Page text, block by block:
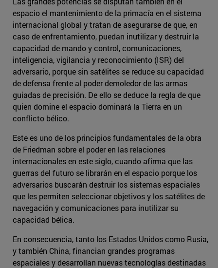
espacio el mantenimiento de la primacía en el sistema
internacional global y tratan de asegurarse de que, en
caso de enfrentamiento, puedan inutilizar y destruir la
capacidad de mando y control, comunicaciones,
inteligencia, vigilancia y reconocimiento (ISR) del
adversario, porque sin satélites se reduce su capacidad
de defensa frente al poder demoledor de las armas
guiadas de precisión. De ello se deduce la regla de que
quien domine el espacio dominará la Tierra en un
conflicto bélico.
Este es uno de los principios fundamentales de la obra
de Friedman sobre el poder en las relaciones
internacionales en este siglo, cuando afirma que las
guerras del futuro se librarán en el espacio porque los
adversarios buscarán destruir los sistemas espaciales
que les permiten seleccionar objetivos y los satélites de
navegación y comunicaciones para inutilizar su
capacidad bélica.
En consecuencia, tanto los Estados Unidos como Rusia,
y también China, financian grandes programas
espaciales y desarrollan nuevas tecnologías destinadas